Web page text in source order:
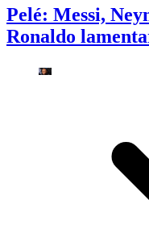
Pelé: Messi,
Ronaldo